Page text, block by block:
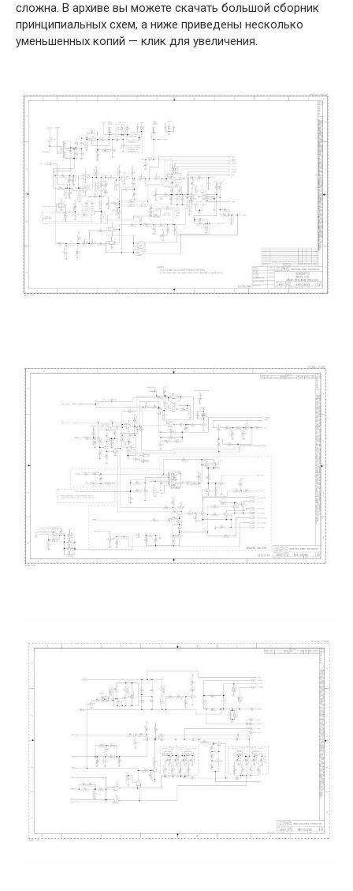
сложна. В архиве вы можете скачать большой сборник
принципиальных схем, а ниже приведены несколько
уменьшенных копий — клик для увеличения.